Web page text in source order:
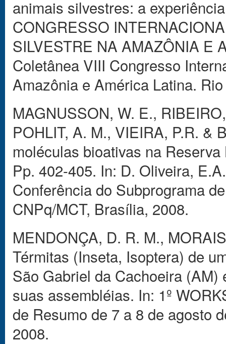
animais silvestres: a
CONGRESSO
SILVESTRE NA AMAZÔNIA E
Coletânea VIII Congresso
Amazônia e América Latina.
MAGNUSSON, W. E.,
POHLIT, A. M., VIEIRA, P.R. &
moléculas bioativas na
Pp. 402-405. In: D. Oliveira,
Conferência do Subprograma
CNPq/MCT, Brasília, 2008.
MENDONÇA, D. R. M.,
Térmitas (Inseta, Isoptera) de
São Gabriel da Cachoeira
suas assembléias. In: 1º
de Resumo de 7 a 8 de agosto
2008.